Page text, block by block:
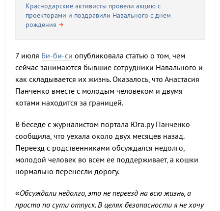
Краснодарские активисты провели акцию с
проекторами и поздравили Навального с днем
рождения
7 июля Би-би-си опубликовала статью о том, чем
сейчас занимаются бывшие сотрудники Навального и
как складывается их жизнь. Оказалось, что Анастасия
Панченко вместе с молодым человеком и двумя
котами находится за границей.
В беседе с журналистом портала Юга.ру Панченко
сообщила, что уехала около двух месяцев назад.
Переезд с родственниками обсуждался недолго,
молодой человек во всем ее поддерживает, а кошки
нормально перенесли дорогу.
«Обсуждали недолго, это не переезд на всю жизнь, а
просто по сути отпуск. В целях безопасности я не хочу